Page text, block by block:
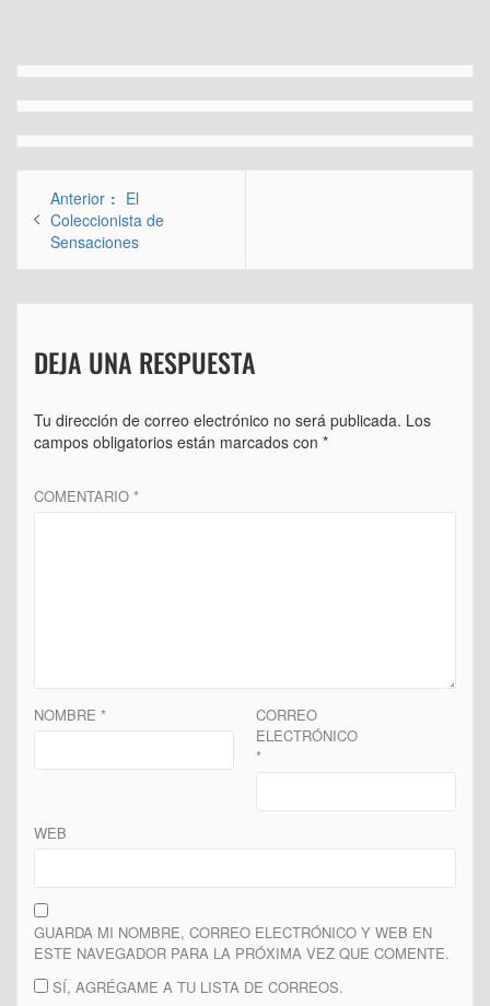
Navegación
de
entradas
Anterior
Entrada
anterior:
El
Coleccionista de
Sensaciones
DEJA UNA RESPUESTA
Tu dirección de correo electrónico no será publicada. Los
campos obligatorios están marcados con *
COMENTARIO *
NOMBRE *
CORREO
ELECTRÓNICO
*
WEB
GUARDA MI NOMBRE, CORREO ELECTRÓNICO Y WEB EN
ESTE NAVEGADOR PARA LA PRÓXIMA VEZ QUE COMENTE.
SÍ, AGRÉGAME A TU LISTA DE CORREOS.